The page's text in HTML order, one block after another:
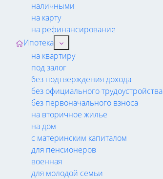
наличными
на карту
на рефинансирование
Ипотека
на квартиру
под залог
без подтверждения дохода
без официального трудоустройства
без первоначального взноса
на вторичное жилье
на дом
с материнским капиталом
для пенсионеров
военная
для молодой семьи